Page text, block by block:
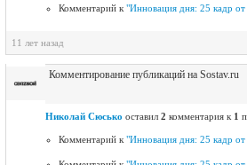
Комментарий к "Инновация дня: 25 кадр
11 лет назад
Комментирование публикаций на Sostav.ru
Николай Сюсько оставил 2 комментария к 1
Комментарий к "Инновация дня: 25 кадр